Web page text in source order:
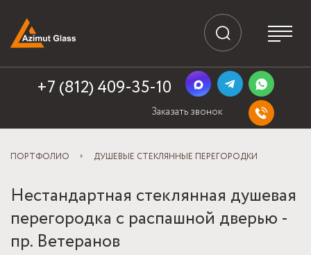
+7 (812) 409-35-10
Заказать звонок
ПОРТФОЛИО ДУШЕВЫЕ СТЕКЛЯННЫЕ ПЕРЕГОРОДКИ
Нестандартная стеклянная душевая
перегородка с распашной дверью -
пр. Ветеранов